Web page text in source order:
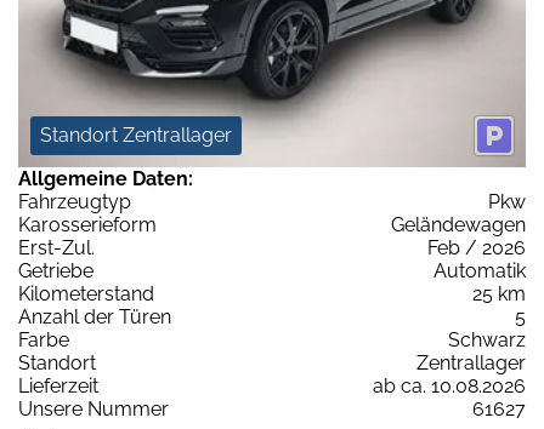
Standort Zentrallager
Allgemeine Daten:
Fahrzeugtyp
Pkw
Karosserieform
Geländewagen
Erst-Zul.
Feb / 2026
Getriebe
Automatik
Kilometerstand
25 km
Anzahl der Türen
5
Farbe
Schwarz
Standort
Zentrallager
Lieferzeit
ab ca. 10.08.2026
Unsere Nummer
61627